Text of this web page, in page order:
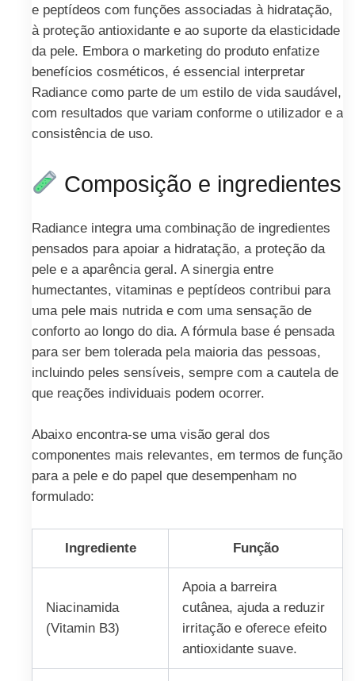
e peptídeos com funções associadas à hidratação,
à proteção antioxidante e ao suporte da elasticidade
da pele. Embora o marketing do produto enfatize
benefícios cosméticos, é essencial interpretar
Radiance como parte de um estilo de vida saudável,
com resultados que variam conforme o utilizador e a
consistência de uso.
Composição e ingredientes
Radiance integra uma combinação de ingredientes
pensados para apoiar a hidratação, a proteção da
pele e a aparência geral. A sinergia entre
humectantes, vitaminas e peptídeos contribui para
uma pele mais nutrida e com uma sensação de
conforto ao longo do dia. A fórmula base é pensada
para ser bem tolerada pela maioria das pessoas,
incluindo peles sensíveis, sempre com a cautela de
que reações individuais podem ocorrer.
Abaixo encontra-se uma visão geral dos
componentes mais relevantes, em termos de função
para a pele e do papel que desempenham no
formulado:
Ingrediente Função
Niacinamida
(Vitamin B3)
Apoia a barreira
cutânea, ajuda a reduzir
irritação e oferece efeito
antioxidante suave.